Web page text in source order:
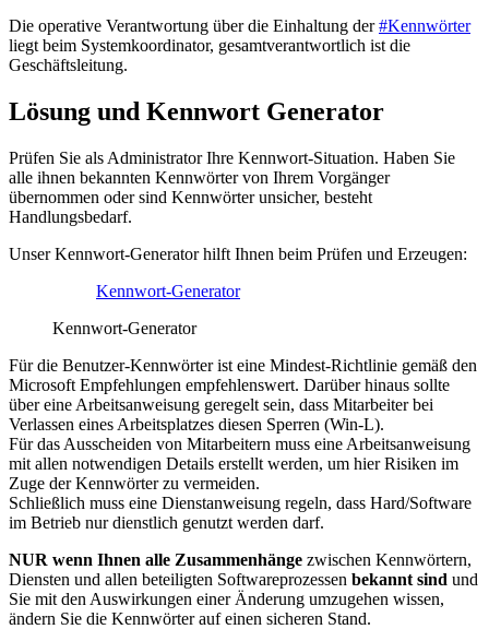
Die operative Verantwortung über die Einhaltung der#Kennwörter
liegt beim Systemkoordinator, gesamtverantwortlich ist die
Geschäftsleitung.
Lösung und Kennwort Generator
Prüfen Sie als Administrator Ihre Kennwort-Situation. Haben Sie
alle ihnen bekannten Kennwörter von Ihrem Vorgänger
übernommen oder sind Kennwörter unsicher, besteht
Handlungsbedarf.
Unser Kennwort-Generator hilft Ihnen beim Prüfen und Erzeugen:
Kennwort-Generator
Kennwort-Generator
Für die Benutzer-Kennwörter ist eine Mindest-Richtlinie gemäß den
Microsoft Empfehlungen empfehlenswert. Darüber hinaus sollte
über eine Arbeitsanweisung geregelt sein, dass Mitarbeiter bei
Verlassen eines Arbeitsplatzes diesen Sperren (Win-L).
Für das Ausscheiden von Mitarbeitern muss eine Arbeitsanweisung
mit allen notwendigen Details erstellt werden, um hier Risiken im
Zuge der Kennwörter zu vermeiden.
Schließlich muss eine Dienstanweisung regeln, dass Hard/Software
im Betrieb nur dienstlich genutzt werden darf.
NUR wenn Ihnen alle Zusammenhänge zwischen Kennwörtern,
Diensten und allen beteiligten Softwareprozessen bekannt sind und
Sie mit den Auswirkungen einer Änderung umzugehen wissen,
ändern Sie die Kennwörter auf einen sicheren Stand.